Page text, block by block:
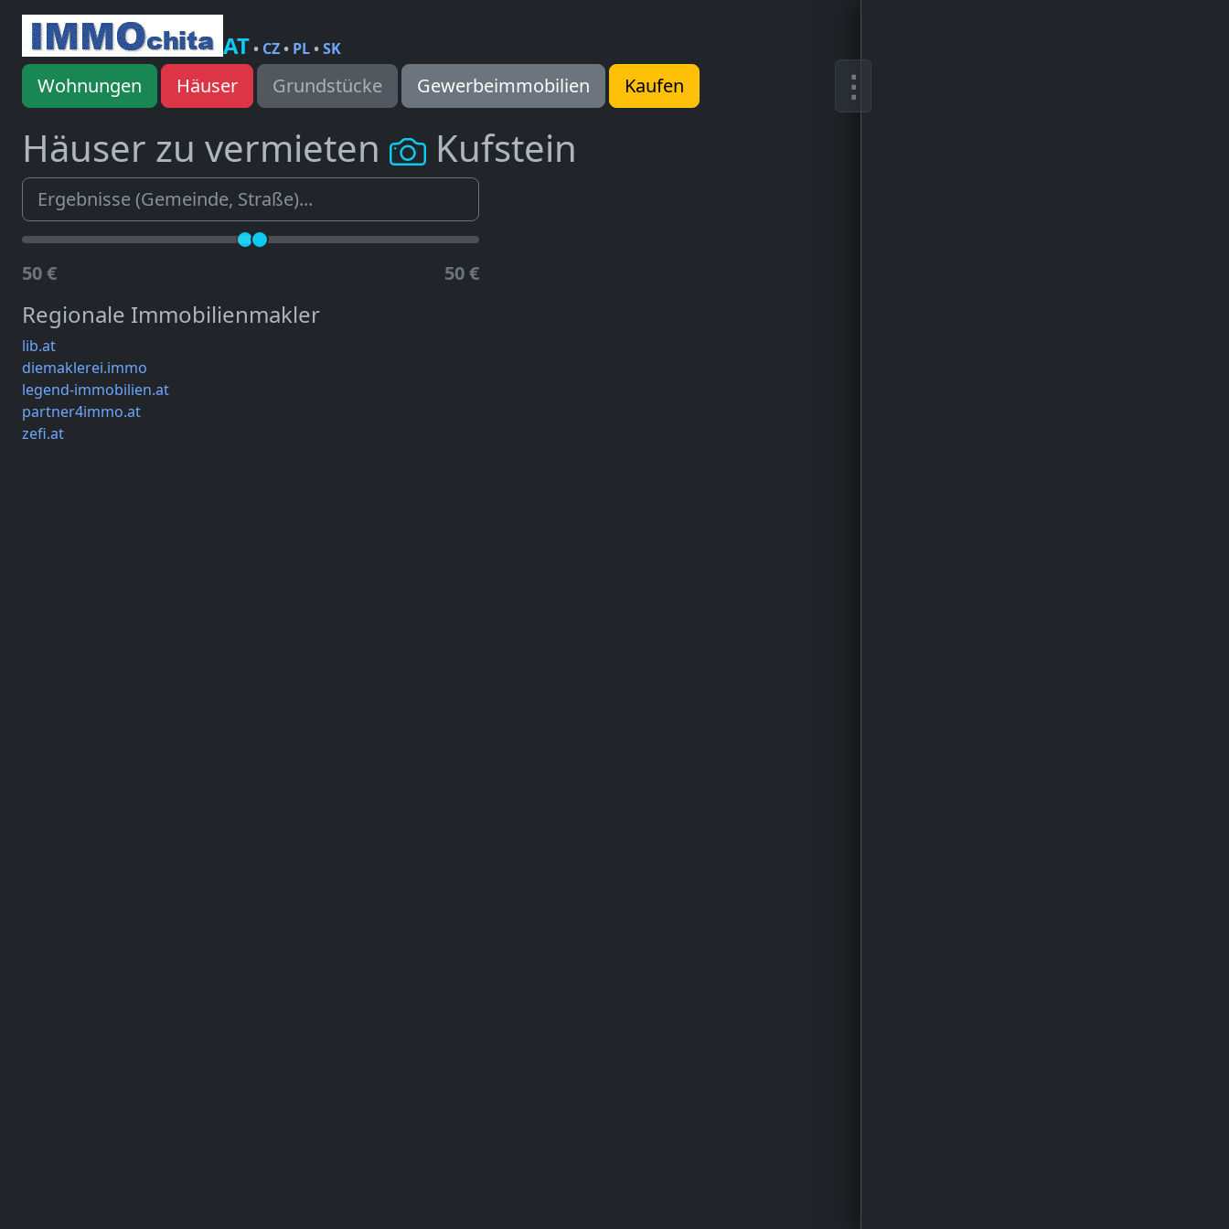
AT• CZ• PL•SK
Wohnungen Häuser Grundstücke Gewerbeimmobilien Kaufen
Häuser zu vermieten Kufstein
50 € 50 €
Regionale Immobilienmakler
lib.at
diemaklerei.immo
legend-immobilien.at
partner4immo.at
zefi.at